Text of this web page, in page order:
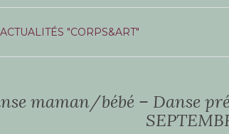
ACTUALITÉS "CORPS&ART"
maman/bébé – Danse